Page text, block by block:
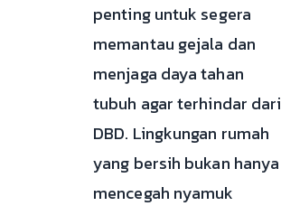
penting untuk segera
memantau gejala dan
menjaga daya tahan
tubuh agar terhindar dari
DBD. Lingkungan rumah
yang bersih bukan hanya
mencegah nyamuk